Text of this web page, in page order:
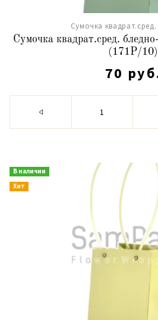
Сумочка квадрат.сред.
Сумочка квадрат.сред.
(171Р/10)
70
В наличии
Хит